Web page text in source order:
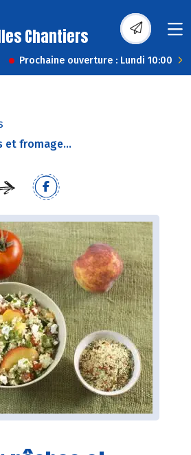
Chantiers
Prochaine ouverture : Lundi 10:00
et fromage...